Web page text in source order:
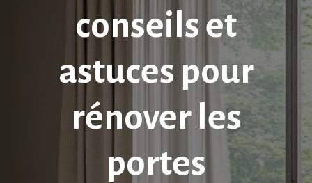
conseils et
astuces pour
rénover les
portes